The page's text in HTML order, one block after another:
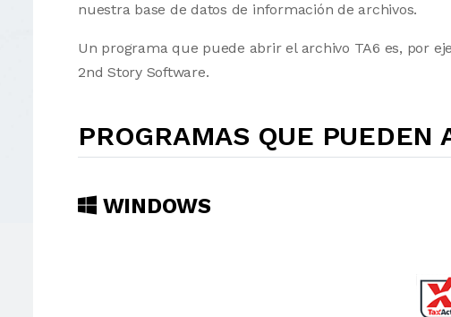
nuestra base de datos de información de archivos.
Un programa que puede abrir el archivo TA6 es, por
2nd Story Software.
PROGRAMAS QUE PUEDEN
WINDOWS